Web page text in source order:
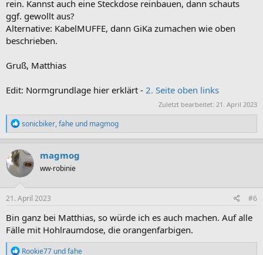
rein. Kannst auch eine Steckdose reinbauen, dann schauts
ggf. gewollt aus?
Alternative: KabelMUFFE, dann GiKa zumachen wie oben
beschrieben.
Gruß, Matthias
Edit: Normgrundlage hier erklärt - 2. Seite oben links
Zuletzt bearbeitet: 21. April 2023
R
e
a
k
t
o
n
e
:
sonicbiker,fahe und magmog
magmog
ww-robinie
21. April 2023 #6
Bin ganz bei Matthias, so würde ich es auch machen. Auf alle
Fälle mit Hohlraumdose, die orangenfarbigen.
R
Rookie77 undfahe